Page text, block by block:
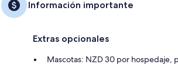
Información importante
Extras opcionales
Mascotas: NZD 30 por hospedaje,